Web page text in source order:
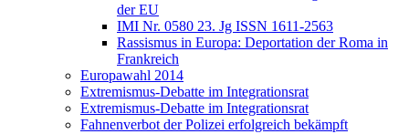
der EU
IMI Nr. 0580 23. Jg ISSN 1611-2563
Rassismus in Europa: Deportation der Roma in
Frankreich
Europawahl 2014
Extremismus-Debatte im Integrationsrat
Extremismus-Debatte im Integrationsrat
Fahnenverbot der Polizei erfolgreich bekämpft